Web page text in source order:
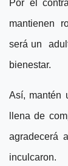
Por el
mantienen
será un
bienestar.
Así, mantén
llena de
agradecerá
inculcaron.